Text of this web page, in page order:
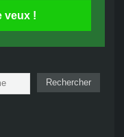
veux !
Rechercher